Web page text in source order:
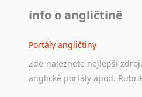
info o angličtině
Portály angličtiny
Zde naleznete nejlepší
anglické portály apod.